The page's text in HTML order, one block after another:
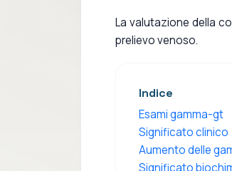
La valutazione della
prelievo venoso.
Indice
Esami gamma-gt
Significato clinico
Aumento delle